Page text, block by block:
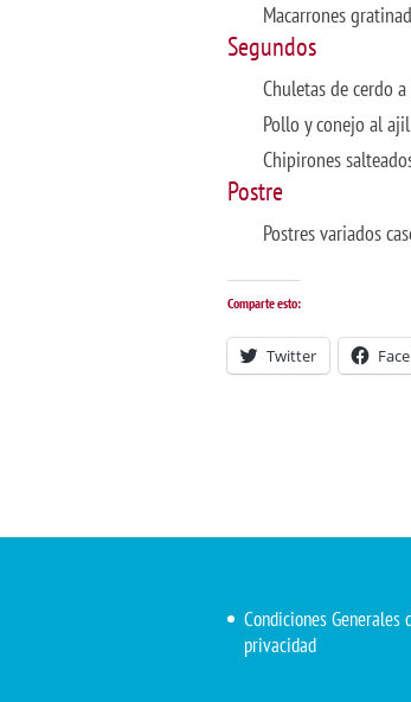
Macarrones
Segundos
Chuletas de cerdo
Pollo y conejo al
Chipirones
Postre
Postres variados
Comparte esto:
Twitter
Condiciones
privacidad